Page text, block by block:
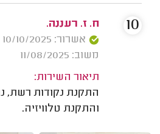
ח. ז. רעננה.
אשרור: 10/10/2025
משוב: 11/08/2025
תיאור השירות:
והתקנת טלוויזיה.
10